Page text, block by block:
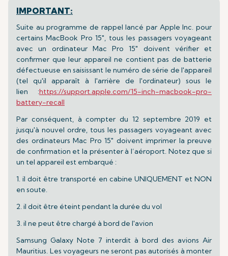
IMPORTANT:
Suite au programme de rappel lancé par Apple Inc. pour
certains MacBook Pro 15", tous les passagers voyageant
avec un ordinateur Mac Pro 15" doivent vérifier et
confirmer que leur appareil ne contient pas de batterie
défectueuse en saisissant le numéro de série de l'appareil
(tel qu'il apparaît à l'arrière de l'ordinateur) sous le
lien :https://support.apple.com/15-inch-macbook-pro-
battery-recall
Par conséquent, à compter du 12 septembre 2019 et
jusqu'à nouvel ordre, tous les passagers voyageant avec
des ordinateurs Mac Pro 15" doivent imprimer la preuve
de confirmation et la présenter à l’aéroport. Notez que si
un tel appareil est embarqué :
1. il doit être transporté en cabine UNIQUEMENT et NON
en soute.
2. il doit être éteint pendant la durée du vol
3. il ne peut être chargé à bord de l'avion
Samsung Galaxy Note 7 interdit à bord des avions Air
Mauritius. Les voyageurs ne seront pas autorisés à monter